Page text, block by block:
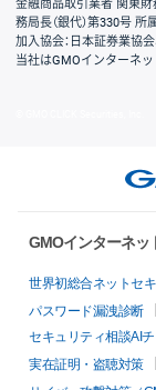
金融商品取引業者 関東財
務局長（銀代）第330号
加入協会：日本証券業協
当社はGMOインターネッ
GMOインターネッ
世界初総合ネットセ
パスワード漏洩診断
セキュリティ相談AI
実在証明・盗聴対策